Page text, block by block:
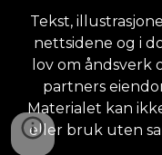
Tekst,
nettsidene og i
lov om åndsverk
partners
Materialet kan
eller bruk uten